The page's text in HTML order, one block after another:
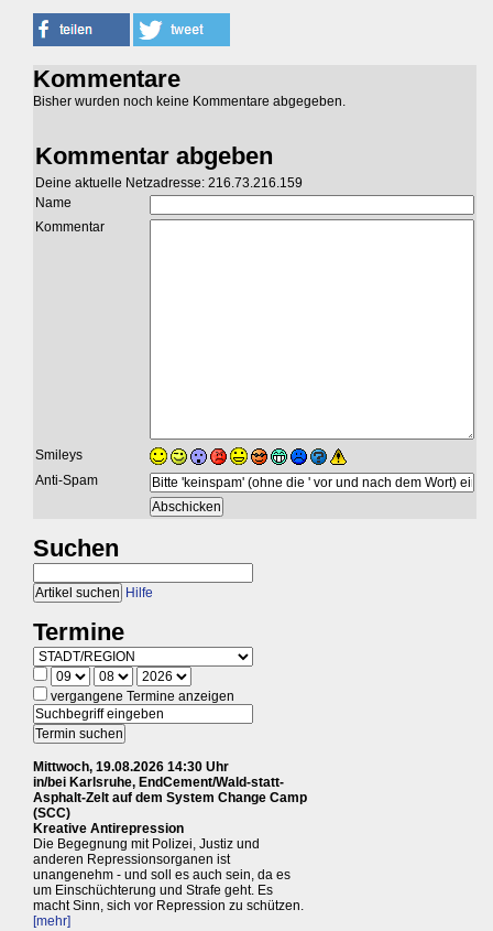
Kommentare
Bisher wurden noch keine Kommentare abgegeben.
Kommentar abgeben
Deine aktuelle Netzadresse: 216.73.216.159
Name
Kommentar
Smileys
Anti-Spam
Suchen
Hilfe
Termine
vergangene Termine anzeigen
Mittwoch, 19.08.2026 14:30 Uhr
in/bei Karlsruhe, EndCement/Wald-statt-
Asphalt-Zelt auf dem System Change Camp
(SCC)
Kreative Antirepression
Die Begegnung mit Polizei, Justiz und
anderen Repressionsorganen ist
unangenehm - und soll es auch sein, da es
um Einschüchterung und Strafe geht. Es
macht Sinn, sich vor Repression zu schützen.
[mehr]